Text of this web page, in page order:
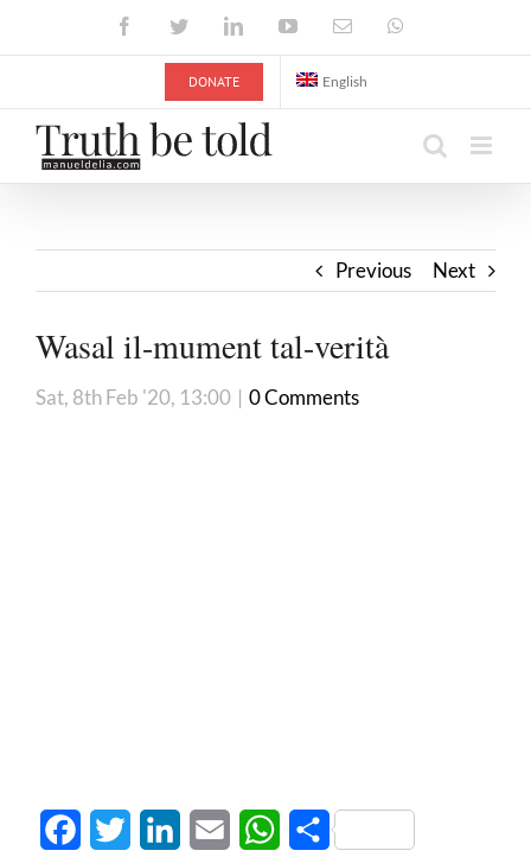
FacebookTwitterLinkedInYouTubeEmail
DONATE English
Previous Next
Wasal il-mument tal-verità
Sat, 8th Feb '20, 13:00 | 0 Comments
FacebookTwitter LinkedInEmail WhatsApp
Share